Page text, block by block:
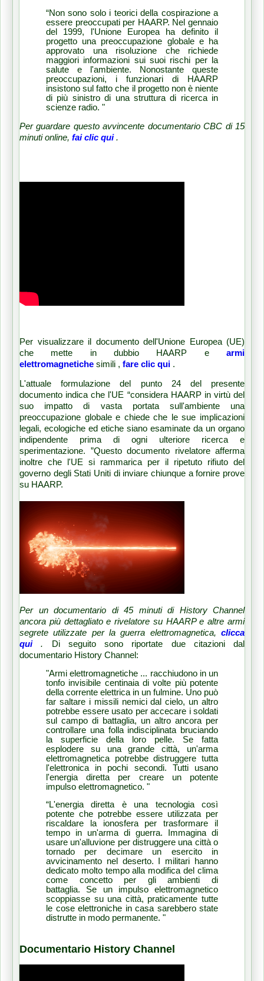
“Non sono solo i teorici della cospirazione a
essere preoccupati per HAARP. Nel gennaio
del 1999, l'Unione Europea ha definito il
progetto una preoccupazione globale e ha
approvato una risoluzione che richiede
maggiori informazioni sui suoi rischi per la
salute e l'ambiente. Nonostante queste
preoccupazioni, i funzionari di HAARP
insistono sul fatto che il progetto non è niente
di più sinistro di una struttura di ricerca in
scienze radio. "
Per guardare questo avvincente documentario CBC di 15
minuti online, fai clic qui.
Per visualizzare il documento dell'Unione Europea (UE)
che mette in dubbio HAARP earmi
elettromagnetiche simili , fare clic qui .
L'attuale formulazione del punto 24 del presente
documento indica che l'UE “considera HAARP in virtù del
suo impatto di vasta portata sull'ambiente una
preoccupazione globale e chiede che le sue implicazioni
legali, ecologiche ed etiche siano esaminate da un organo
indipendente prima di ogni ulteriore ricerca e
sperimentazione. ”Questo documento rivelatore afferma
inoltre che l'UE si rammarica per il ripetuto rifiuto del
governo degli Stati Uniti di inviare chiunque a fornire prove
su HAARP.
Per un documentario di 45 minuti di History Channel
ancora più dettagliato e rivelatore su HAARP e altre armi
segrete utilizzate per la guerra elettromagnetica, clicca
qui
. Di seguito sono riportate due citazioni dal
documentario History Channel:
"Armi elettromagnetiche ... racchiudono in un
tonfo invisibile centinaia di volte più potente
della corrente elettrica in un fulmine. Uno può
far saltare i missili nemici dal cielo, un altro
potrebbe essere usato per accecare i soldati
sul campo di battaglia, un altro ancora per
controllare una folla indisciplinata bruciando
la superficie della loro pelle. Se fatta
esplodere su una grande città, un'arma
elettromagnetica potrebbe distruggere tutta
l'elettronica in pochi secondi. Tutti usano
l'energia diretta per creare un potente
impulso elettromagnetico. "
“L'energia diretta è una tecnologia così
potente che potrebbe essere utilizzata per
riscaldare la ionosfera per trasformare il
tempo in un'arma di guerra. Immagina di
usare un'alluvione per distruggere una città o
tornado per decimare un esercito in
avvicinamento nel deserto. I militari hanno
dedicato molto tempo alla modifica del clima
come concetto per gli ambienti di
battaglia. Se un impulso elettromagnetico
scoppiasse su una città, praticamente tutte
le cose elettroniche in casa sarebbero state
distrutte in modo permanente. "
Documentario History Channel